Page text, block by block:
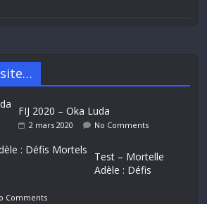
FIJ 2020 – Oka Luda
2 mars 2020 No Comments
Test – Mortelle
Adèle : Défis
Comments